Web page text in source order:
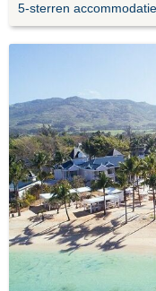
5-sterren accommodatie